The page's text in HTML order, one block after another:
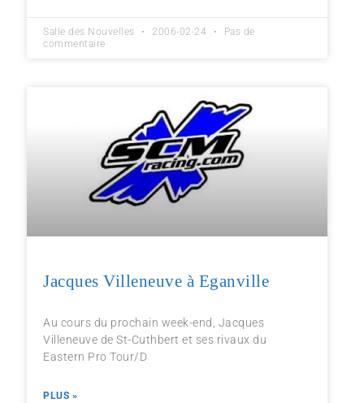
Salle des Nouvelles 2006-02-24
Pas de
commentaire
Jacques Villeneuve à Eganville
Au cours du prochain week-end, Jacques
Villeneuve de St-Cuthbert et ses rivaux du
Eastern Pro Tour/D
PLUS »